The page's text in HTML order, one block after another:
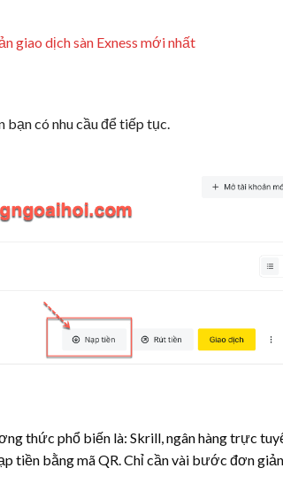
giao dịch sàn Exness mới nhất
có nhu cầu để tiếp tục.
thức phổ biến là: Skrill, ngân hàng trực
tiền bằng mã QR. Chỉ cần vài bước đơn